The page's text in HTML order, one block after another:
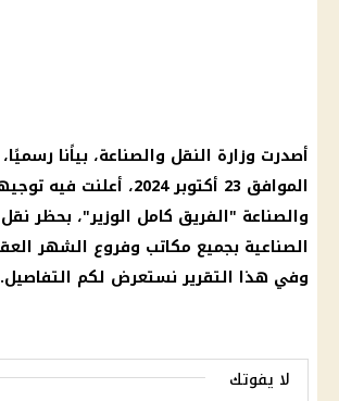
أصدرت وزارة النقل والصناعة، بياًنا رسميًا،
الموافق 23 أكتوبر 2024،
والصناعة "الفريق كامل الوزير"، بحظر
الصناعية بجميع مكاتب وفروع الشهر
وفي هذا التقرير نستعرض لكم التفاصيل.
لا يفوتك